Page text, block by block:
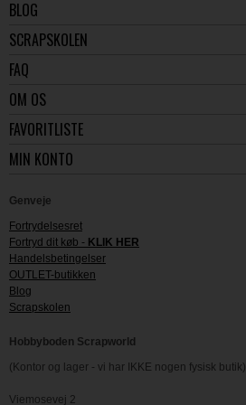
BLOG
SCRAPSKOLEN
FAQ
OM OS
FAVORITLISTE
MIN KONTO
Genveje
Fortrydelsesret
Fortryd dit køb - KLIK HER
Handelsbetingelser
OUTLET-butikken
Blog
Scrapskolen
Hobbyboden Scrapworld
(Kontor og lager - vi har IKKE nogen fysisk butik)
Viemosevej 2